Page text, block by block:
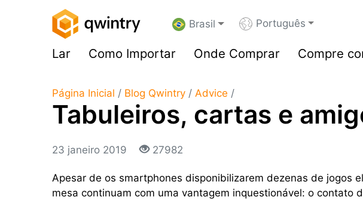
Brasil Português
Lar Como Importar Onde Comprar Compre
Página Inicial / Blog Qwintry / Advice /
Tabuleiros, cartas e
23 janeiro 2019 27982
Apesar de os smartphones disponibilizarem dezenas de jogos
mesa continuam com uma vantagem inquestionável: o contato